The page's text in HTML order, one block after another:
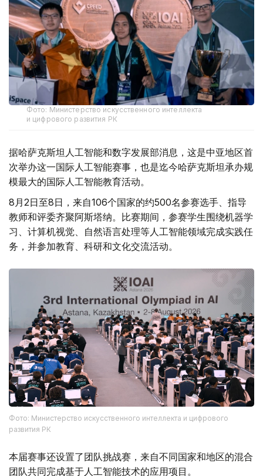
Фото: Министерство искусственного интеллекта
и цифрового развития РК
据哈萨克斯坦人工智能和数字发展部消息，这是中亚地区首
次举办这一国际人工智能赛事，也是迄今哈萨克斯坦承办规
模最大的国际人工智能教育活动。
8月2日至8日，来自106个国家的约500名参赛选手、指导
教师和评委齐聚阿斯塔纳。比赛期间，参赛学生围绕机器学
习、计算机视觉、自然语言处理等人工智能领域完成实践任
务，并参加教育、科研和文化交流活动。
Фото: Министерство искусственного интеллекта и цифрового
развития РК
本届赛事还设置了团队挑战赛，来自不同国家和地区的混合
团队共同完成基于人工智能技术的应用项目。